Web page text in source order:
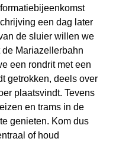
een dag later
de sluier willen we
Mariazellerbahn
een rondrit met een
getrokken, deels over
plaatsvindt. Tevens
en trams in de
genieten. Kom dus
of houd